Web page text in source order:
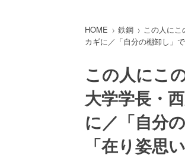
HOME 鉄鋼
この人に
カギに／「自分の棚卸し」
この人にこ
大学学長・
に／「自分
「在り姿思